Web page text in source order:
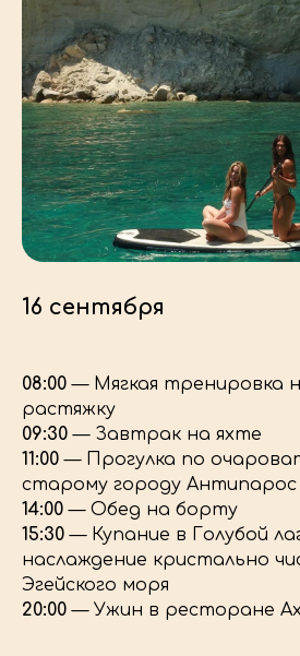
16 сентября
08:00 — Мягкая тренировка
растяжку
09:30 — Завтрак на яхте
11:00 — Прогулка по
старому городу Антипарос
14:00 — Обед на борту
15:30 — Купание в Голубой
наслаждение кристально
Эгейского моря
20:00 — Ужин в ресторане
ЭТО СИНТЕЗ ВСЕГО
ЛЮБИМОГО И ТОТ
КОТОРОМУ ВЁЛ ДОЛГИЙ И
ИНТЕРЕСНЫЙ ПУТЬ
РАСПИСАНИЕ О ПРОЕКТЕ